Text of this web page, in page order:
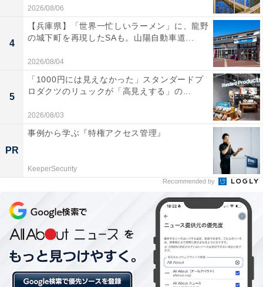
る弱火で長時間かけて、塊肉を煙で燻して焼く調理のこ
と。短時間の直火で肉を焼く調理は「グリル（grill）」
と呼ばれます。
ただ、アメリカでは一般的にこの2つの調理法を含めた
食事会、文化そのものを「バーベキュー」と呼んでいま
す。
どちらの調理法にしても、焼きながら食べる焼肉に対し
て、バーベキューは焼き終えてから食べるという違いが
あります。
ただ、日本におけるバーベキューは焼肉の影響を受けて
いるので、焼きながら食べている人も多いようです。
2026/08/06
4
【兵庫県】「世界一忙しいラーメン」に、龍野
の城下町を再現したSAも。山陽自動車道...
2026/08/04
5
「1000円には見えなかった」スタンダードプ
ロダクツのリュックが「高見えする」の...
2026/08/03
PR
事例から学ぶ『特権アクセス管理』
KeeperSecurity
Recommended by